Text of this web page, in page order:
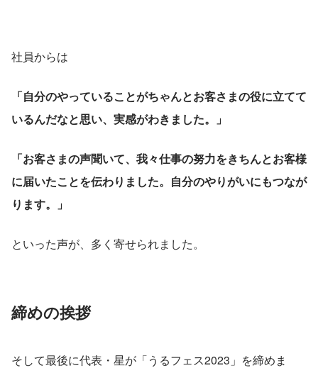
社員からは
「自分のやっていることがちゃんとお客さまの役に立てて
いるんだなと思い、実感がわきました。」
「お客さまの声聞いて、我々仕事の努力をきちんとお客様
に届いたことを伝わりました。自分のやりがいにもつなが
ります。」
といった声が、多く寄せられました。
締めの挨拶
そして最後に代表・星が「うるフェス2023」を締めま